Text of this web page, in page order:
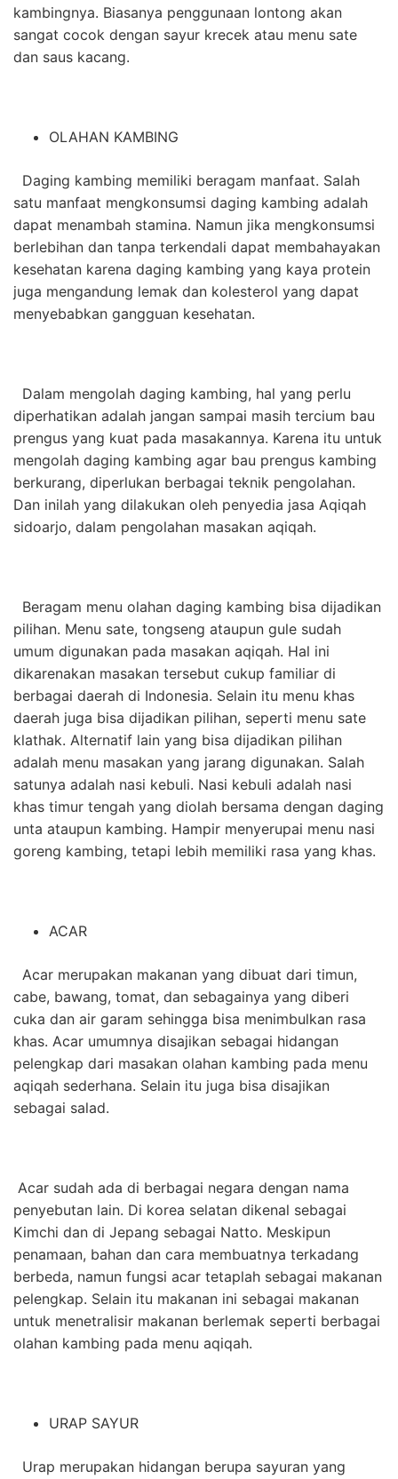
kambingnya. Biasanya penggunaan lontong akan
sangat cocok dengan sayur krecek atau menu sate
dan saus kacang.
OLAHAN KAMBING
Daging kambing memiliki beragam manfaat. Salah
satu manfaat mengkonsumsi daging kambing adalah
dapat menambah stamina. Namun jika mengkonsumsi
berlebihan dan tanpa terkendali dapat membahayakan
kesehatan karena daging kambing yang kaya protein
juga mengandung lemak dan kolesterol yang dapat
menyebabkan gangguan kesehatan.
Dalam mengolah daging kambing, hal yang perlu
diperhatikan adalah jangan sampai masih tercium bau
prengus yang kuat pada masakannya. Karena itu untuk
mengolah daging kambing agar bau prengus kambing
berkurang, diperlukan berbagai teknik pengolahan.
Dan inilah yang dilakukan oleh penyedia jasa Aqiqah
sidoarjo, dalam pengolahan masakan aqiqah.
Beragam menu olahan daging kambing bisa dijadikan
pilihan. Menu sate, tongseng ataupun gule sudah
umum digunakan pada masakan aqiqah. Hal ini
dikarenakan masakan tersebut cukup familiar di
berbagai daerah di Indonesia. Selain itu menu khas
daerah juga bisa dijadikan pilihan, seperti menu sate
klathak. Alternatif lain yang bisa dijadikan pilihan
adalah menu masakan yang jarang digunakan. Salah
satunya adalah nasi kebuli. Nasi kebuli adalah nasi
khas timur tengah yang diolah bersama dengan daging
unta ataupun kambing. Hampir menyerupai menu nasi
goreng kambing, tetapi lebih memiliki rasa yang khas.
ACAR
Acar merupakan makanan yang dibuat dari timun,
cabe, bawang, tomat, dan sebagainya yang diberi
cuka dan air garam sehingga bisa menimbulkan rasa
khas. Acar umumnya disajikan sebagai hidangan
pelengkap dari masakan olahan kambing pada menu
aqiqah sederhana. Selain itu juga bisa disajikan
sebagai salad.
Acar sudah ada di berbagai negara dengan nama
penyebutan lain. Di korea selatan dikenal sebagai
Kimchi dan di Jepang sebagai Natto. Meskipun
penamaan, bahan dan cara membuatnya terkadang
berbeda, namun fungsi acar tetaplah sebagai makanan
pelengkap. Selain itu makanan ini sebagai makanan
untuk menetralisir makanan berlemak seperti berbagai
olahan kambing pada menu aqiqah.
URAP SAYUR
Urap merupakan hidangan berupa sayuran yang